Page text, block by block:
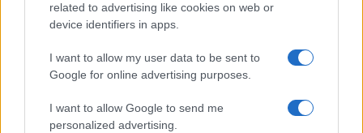
related to advertising like cookies on web or
device identifiers in apps.
I want to allow my user data to be sent to
Google for online advertising purposes.
I want to allow Google to send me
personalized advertising.
Η Chery επενδύει 75 εκατ. δολάρια στην KG Mobility